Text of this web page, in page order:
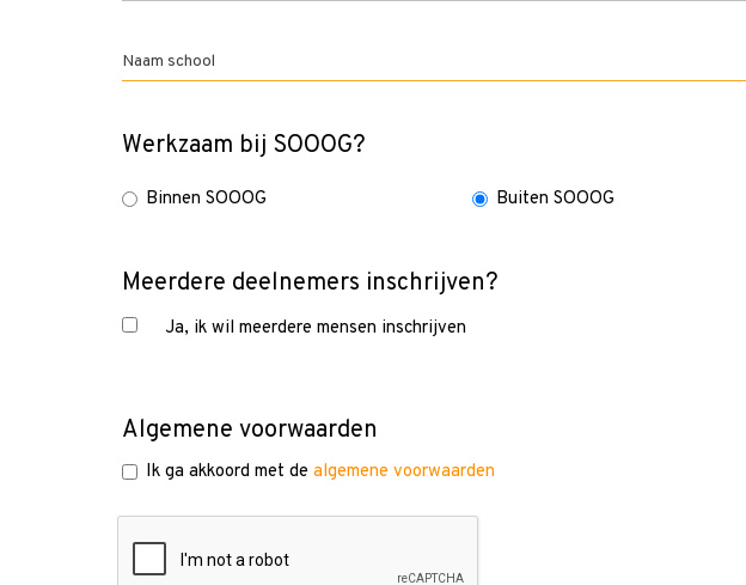
Naam school
Werkzaam bij SOOOG?
Binnen SOOOG Buiten SOOOG
Meerdere deelnemers inschrijven?
Ja, ik wil meerdere mensen inschrijven
Algemene voorwaarden
Ik ga akkoord met de algemene voorwaarden